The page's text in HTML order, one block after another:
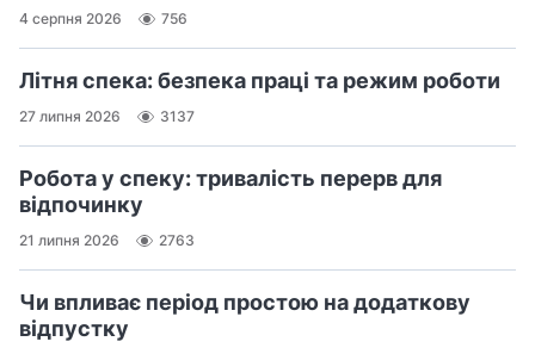
4 серпня 2026 756
Літня спека: безпека праці та режим роботи
27 липня 2026 3137
Робота у спеку: тривалість перерв для
відпочинку
21 липня 2026 2763
Чи впливає період простою на додаткову
відпустку